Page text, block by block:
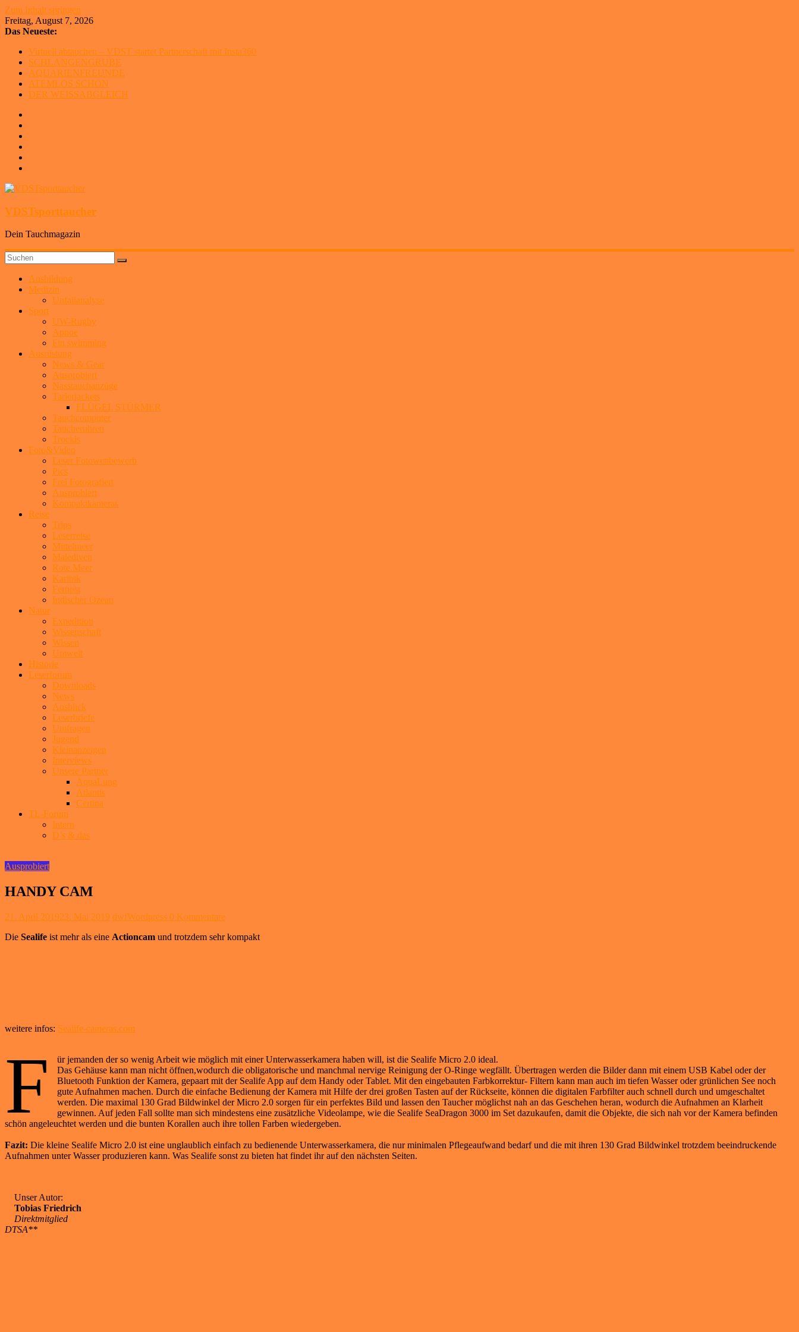
Zum Inhalt springen
Freitag, August 7, 2026
Das Neueste:
Virtuell abtauchen – VDST startet Partnerschaft mit Insta360
SCHLANGENGRUBE
AQUARIENFREUNDE
ATEMLOS SCHÖN
DER WEISSABGLEICH
VDSTsporttaucher
Dein Tauchmagazin
Ausbildung
Medizin
Unfallanalyse
Sport
UW-Rugby
Apnoe
Fin swimming
Ausrüstung
News & Gear
Ausprobiert
Nasstauchanzüge
Tarierjackets
FLÜGEL STÜRMER
Tauchcomputer
Taucheruhren
Trockis
Foto&Video
Leser Fotowettbewerb
Pics
Frei Fotografiert
Ausprobiert
Kompaktkameras
Reise
Trips
Leserreise
Mittelmeer
Malediven
Rote Meer
Karibik
Fernost
Indischer Ozean
Natur
Expedition
Wissenschaft
Wissen
Umwelt
Historie
Leserforum
Downloads
News
Ausblick
Leserbriefe
Umfragen
Jugend
Kleinanzeigen
Interviews
Unsere Partner
AquaLung
Atlantis
Certina
TL-Forum
Intern
D’s & das
Ausprobiert
HANDY CAM
21. April 201923. Mai 2019 dwfWordpress 0 Kommentare
Die Sealife ist mehr als eine Actioncam und trotzdem sehr kompakt
weitere infos: Sealife-cameras.com
F
ür jemanden der so wenig Arbeit wie möglich mit einer Unterwasserkamera haben will, ist die Sealife Micro 2.0 ideal.
Das Gehäuse kann man nicht öffnen,wodurch die obligatorische und manchmal nervige Reinigung der O-Ringe wegfällt. Übertragen werden die Bilder dann mit einem USB Kabel oder der
Bluetooth Funktion der Kamera, gepaart mit der Sealife App auf dem Handy oder Tablet. Mit den eingebauten Farbkorrektur- Filtern kann man auch im tiefen Wasser oder grünlichen See noch
gute Aufnahmen machen. Durch die einfache Bedienung der Kamera mit Hilfe der drei großen Tasten auf der Rückseite, können die digitalen Farbfilter auch schnell durch und umgeschaltet
werden. Die maximal 130 Grad Bildwinkel der Micro 2.0 sorgen für ein perfektes Bild und lassen den Taucher möglichst nah an das Geschehen heran, wodurch die Aufnahmen an Klarheit
gewinnen. Auf jeden Fall sollte man sich mindestens eine zusätzliche Videolampe, wie die Sealife SeaDragon 3000 im Set dazukaufen, damit die Objekte, die sich nah vor der Kamera befinden
schön angeleuchtet werden und die bunten Korallen auch ihre tollen Farben wiedergeben.
Fazit: Die kleine Sealife Micro 2.0 ist eine unglaublich einfach zu bedienende Unterwasserkamera, die nur minimalen Pflegeaufwand bedarf und die mit ihren 130 Grad Bildwinkel trotzdem beeindruckende
Aufnahmen unter Wasser produzieren kann. Was Sealife sonst zu bieten hat findet ihr auf den nächsten Seiten.
Unser Autor:
Tobias Friedrich
Direktmitglied
DTSA**